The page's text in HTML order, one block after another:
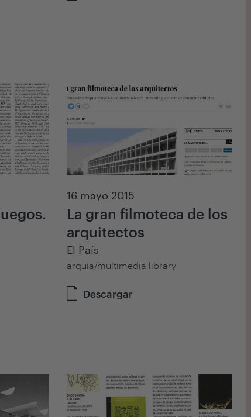
16 mayo 2015
La gran filmoteca de los
arquitectos
El País
arquia/multimedia library
Descargar